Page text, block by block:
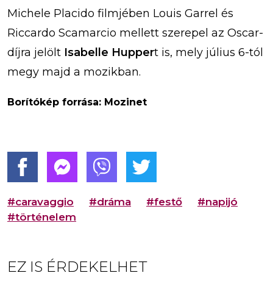
Michele Placido filmjében Louis Garrel és
Riccardo Scamarcio mellett szerepel az Oscar-
díjra jelölt Isabelle Huppert is, mely július 6-tól
megy majd a mozikban.
Borítókép forrása: Mozinet
#caravaggio #dráma #festő
#napijó
#történelem
EZ IS ÉRDEKELHET